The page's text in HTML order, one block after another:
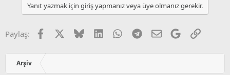
Yanıt yazmak için giriş yapmanız veya üye olmanız gerekir.
Paylaş: Facebook BlueskyLinkedInWhatsApp
Telegram
E-postaGoogleLink
Arşiv